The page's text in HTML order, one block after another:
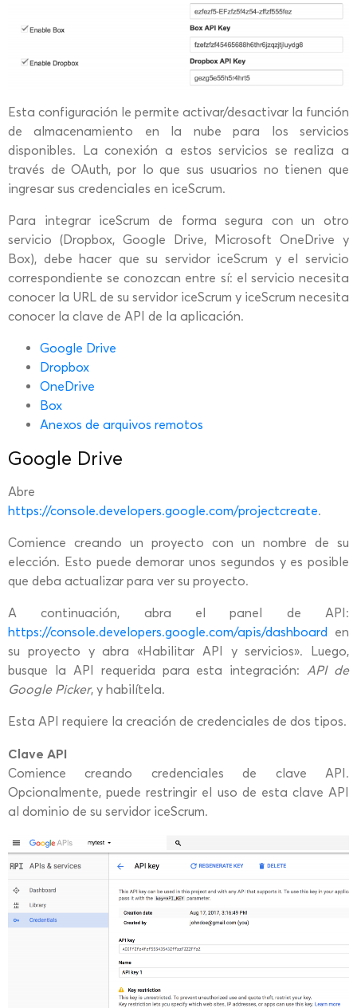
Esta configuración le permite activar/desactivar la función
de almacenamiento en la nube para los servicios
disponibles. La conexión a estos servicios se realiza a
través de OAuth, por lo que sus usuarios no tienen que
ingresar sus credenciales en iceScrum.
Para integrar iceScrum de forma segura con un otro
servicio (Dropbox, Google Drive, Microsoft OneDrive y
Box), debe hacer que su servidor iceScrum y el servicio
correspondiente se conozcan entre sí: el servicio necesita
conocer la URL de su servidor iceScrum y iceScrum necesita
conocer la clave de API de la aplicación.
Google Drive
Dropbox
OneDrive
Box
Anexos de arquivos remotos
Google Drive
Abre
https://console.developers.google.com/projectcreate.
Comience creando un proyecto con un nombre de su
elección. Esto puede demorar unos segundos y es posible
que deba actualizar para ver su proyecto.
A continuación, abra el panel de API:
https://console.developers.google.com/apis/dashboard en
su proyecto y abra «Habilitar API y servicios». Luego,
busque la API requerida para esta integración: API de
Google Picker, y habilítela.
Esta API requiere la creación de credenciales de dos tipos.
Clave API
Comience creando credenciales de clave API.
Opcionalmente, puede restringir el uso de esta clave API
al dominio de su servidor iceScrum.